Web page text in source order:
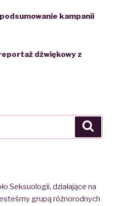
podsumowanie kampanii
dźwiękowy z
Seksuologii, działające na
grupą różnorodnych